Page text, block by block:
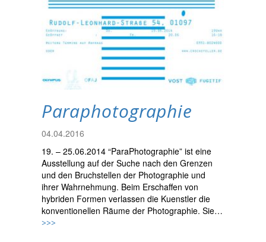
Paraphotographie
04.04.2016
19. – 25.06.2014 “ParaPhotographie” ist eine
Ausstellung auf der Suche nach den Grenzen
und den Bruchstellen der Photographie und
ihrer Wahrnehmung. Beim Erschaffen von
hybriden Formen verlassen die Kuenstler die
konventionellen Räume der Photographie. Sie…
>>>